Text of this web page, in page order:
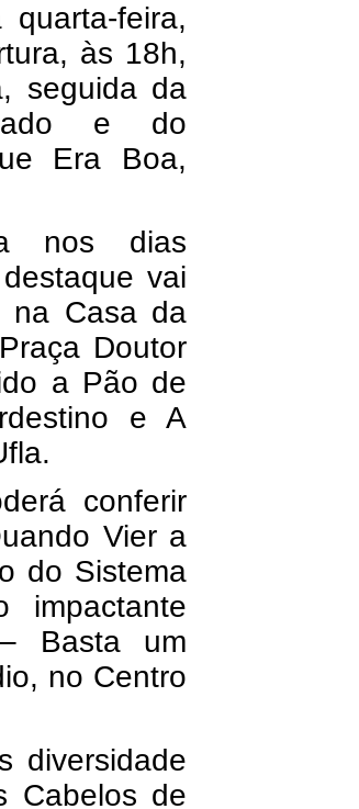
feira,
às 18h,
seguida da
e do
Era Boa,
nos dias
vai
na Casa da
Doutor
a Pão de
e A
conferir
Vier a
do Sistema
Basta um
no Centro
diversidade
Cabelos de